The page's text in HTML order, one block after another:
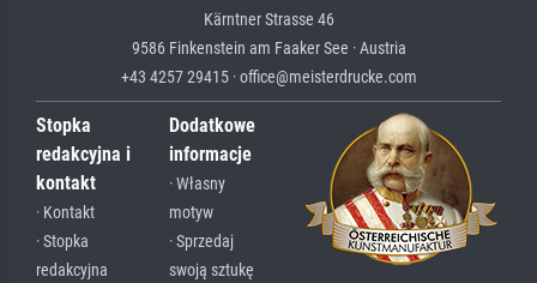
Kärntner Strasse 46
9586 Finkenstein am Faaker See · Austria
+43 4257 29415 · office@meisterdrucke.com
Stopka
redakcyjna i
kontakt
· Kontakt
· Stopka
redakcyjna
Dodatkowe
informacje
· Własny
motyw
· Sprzedaj
swoją sztukę